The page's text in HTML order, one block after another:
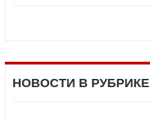
НОВОСТИ В РУБРИКЕ